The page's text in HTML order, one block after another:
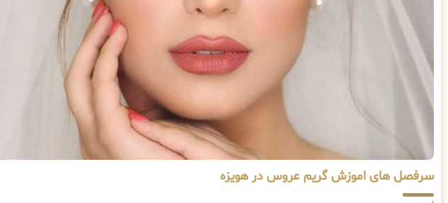
سرفصل های اموزش گریم عروس در هویزه